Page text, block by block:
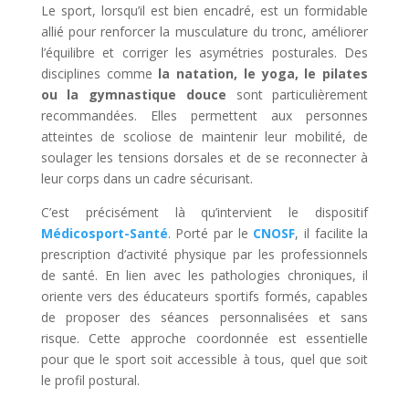
Le sport, lorsqu’il est bien encadré, est un formidable
allié pour renforcer la musculature du tronc, améliorer
l’équilibre et corriger les asymétries posturales. Des
disciplines comme la natation, le yoga, le pilates
ou la gymnastique douce sont particulièrement
recommandées. Elles permettent aux personnes
atteintes de scoliose de maintenir leur mobilité, de
soulager les tensions dorsales et de se reconnecter à
leur corps dans un cadre sécurisant.
C’est précisément là qu’intervient le dispositif
Médicosport-Santé. Porté par le CNOSF, il facilite la
prescription d’activité physique par les professionnels
de santé. En lien avec les pathologies chroniques, il
oriente vers des éducateurs sportifs formés, capables
de proposer des séances personnalisées et sans
risque. Cette approche coordonnée est essentielle
pour que le sport soit accessible à tous, quel que soit
le profil postural.